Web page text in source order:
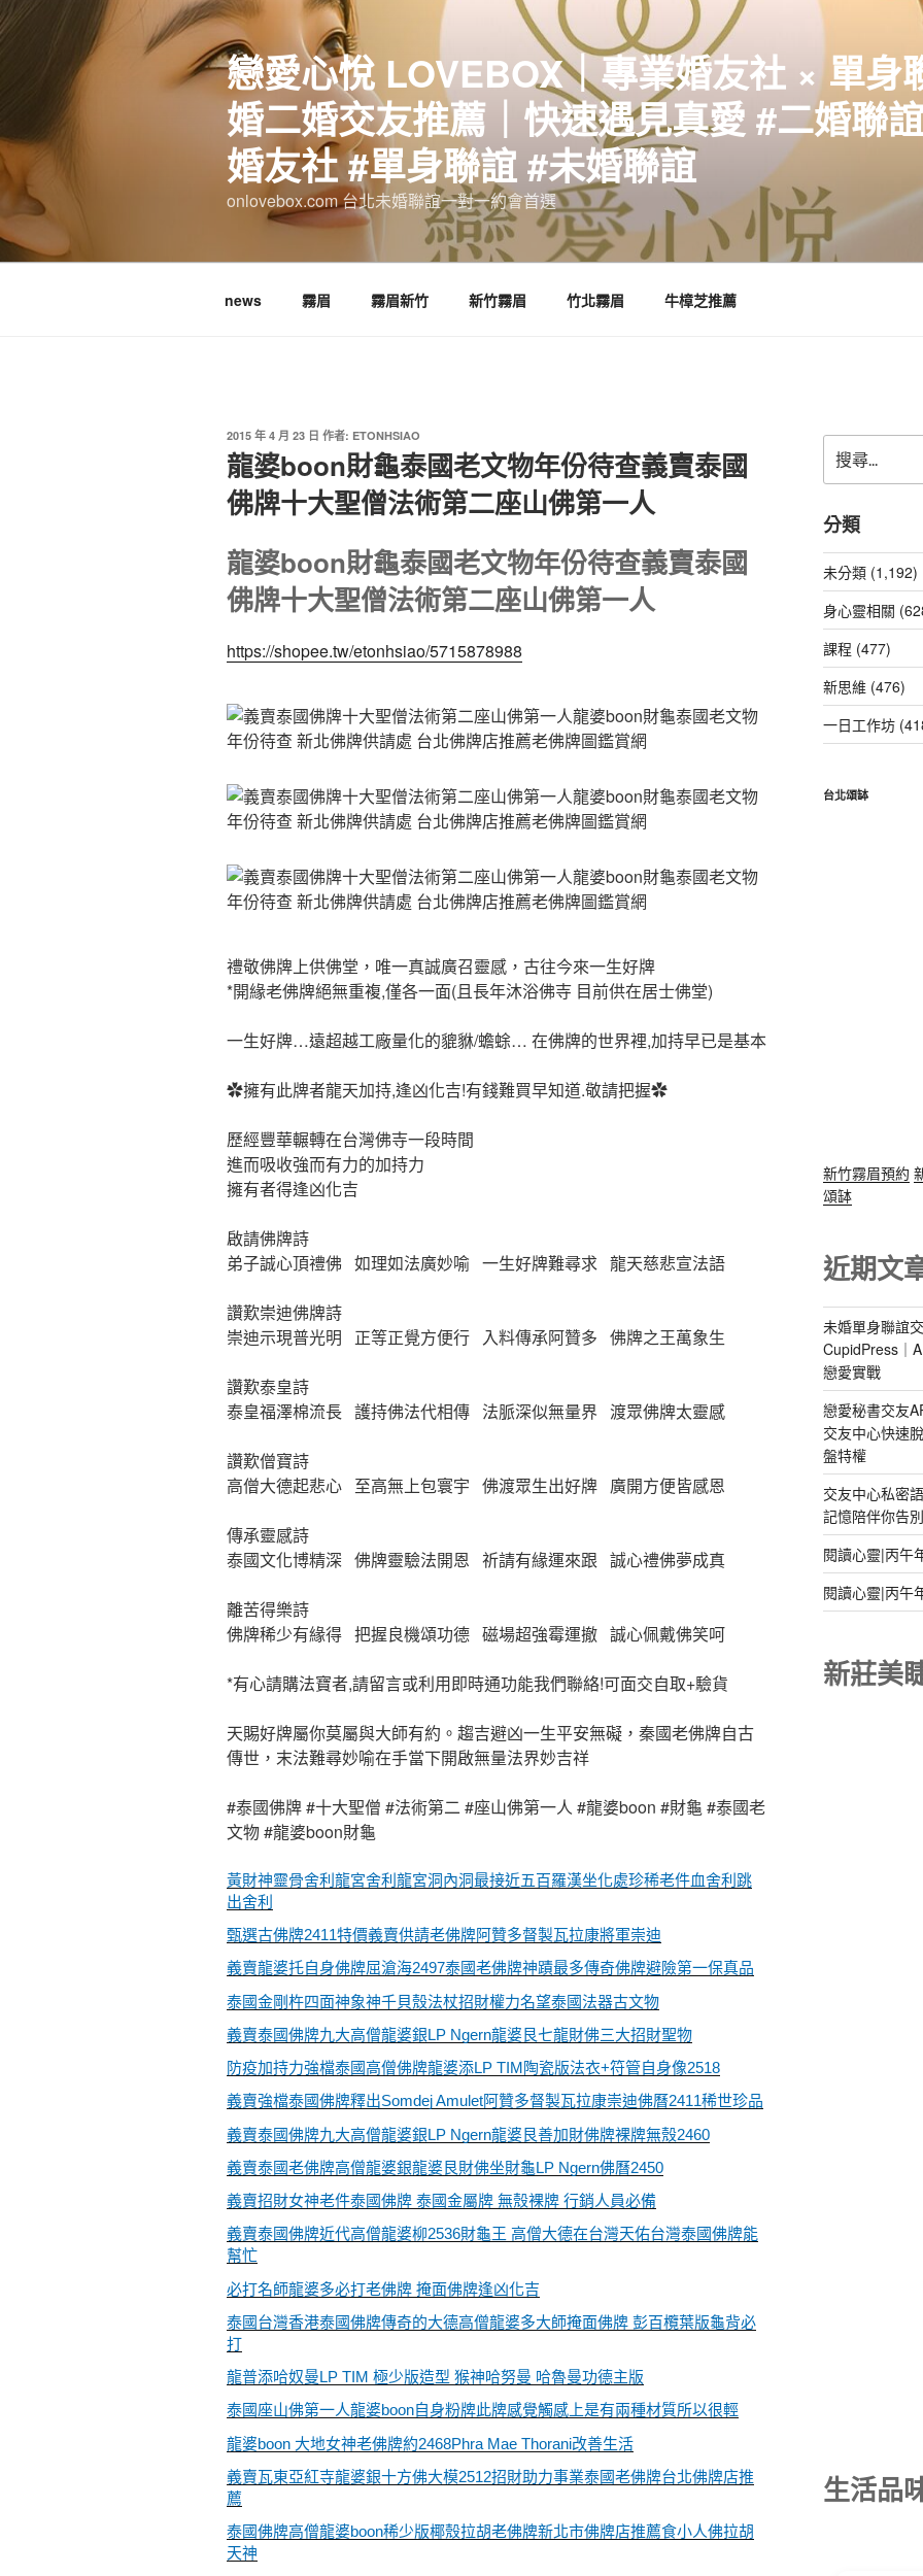
跳
至
容
戀愛心悅 LOVEBOX｜專業婚友社 × 單身
婚二婚交友推薦｜快速遇見真愛 #二婚聯
婚友社 #單身聯誼 #未婚聯誼
onlovebox.com 台北未婚聯誼一對一約會首選
news 霧眉 霧眉新竹 新竹霧眉 竹北霧眉 牛樟芝推薦
發
佈
於
2015 年 4 月 23 日 作者: ETONHSIAO
龍婆boon財龜泰國老文物年份待查義賣泰國
佛牌十大聖僧法術第二座山佛第一人
龍婆boon財龜泰國老文物年份待查義賣泰國
佛牌十大聖僧法術第二座山佛第一人
https://shopee.tw/etonhsiao/5715878988
禮敬佛牌上供佛堂，唯一真誠廣召靈感，古往今來一生好牌
*開緣老佛牌絕無重複,僅各一面(且長年沐浴佛寺 目前供在居士佛堂)
一生好牌…遠超越工廠量化的貔貅/蟾蜍… 在佛牌的世界裡,加持早已是基本
✿擁有此牌者龍天加持,逢凶化吉!有錢難買早知道.敬請把握✿
歷經豐華輾轉在台灣佛寺一段時間
進而吸收強而有力的加持力
擁有者得逢凶化吉
啟請佛牌詩
弟子誠心頂禮佛 如理如法廣妙喻 一生好牌難尋求 龍天慈悲宣法語
讚歎崇迪佛牌詩
崇迪示現普光明 正等正覺方便行 入料傳承阿贊多 佛牌之王萬象生
讚歎泰皇詩
泰皇福澤棉流長 護持佛法代相傳 法脈深似無量界 渡眾佛牌太靈感
讚歎僧寶詩
高僧大德起悲心 至高無上包寰宇 佛渡眾生出好牌 廣開方便皆感恩
傳承靈感詩
泰國文化博精深 佛牌靈驗法開恩 祈請有緣運來跟 誠心禮佛夢成真
離苦得樂詩
佛牌稀少有緣得 把握良機頌功德 磁場超強霉運撤 誠心佩戴佛笑呵
*有心請購法寶者,請留言或利用即時通功能我們聯絡!可面交自取+驗貨
天賜好牌屬你莫屬與大師有約。趨吉避凶一生平安無礙，秦國老佛牌自古
傳世，末法難尋妙喻在手當下開啟無量法界妙吉祥
#泰國佛牌 #十大聖僧 #法術第二 #座山佛第一人 #龍婆boon #財龜 #泰國老
文物 #龍婆boon財龜
黃財神靈骨舍利龍宮舍利龍宮洞內洞最接近五百羅漢坐化處珍稀老件血舍利跳
出舍利
甄選古佛牌2411特價義賣供請老佛牌阿贊多督製瓦拉康將軍崇迪
義賣龍婆托自身佛牌屈滄海2497泰國老佛牌神蹟最多傳奇佛牌避險第一保真品
泰國金剛杵四面神象神千貝殼法杖招財權力名望泰國法器古文物
義賣泰國佛牌九大高僧龍婆銀LP Ngern龍婆艮七龍財佛三大招財聖物
防疫加持力強檔泰國高僧佛牌龍婆添LP TIM陶瓷版法衣+符管自身像2518
義賣強檔泰國佛牌釋出Somdej Amulet阿贊多督製瓦拉康崇迪佛曆2411稀世珍品
義賣泰國佛牌九大高僧龍婆銀LP Ngern龍婆艮善加財佛牌裸牌無殼2460
義賣泰國老佛牌高僧龍婆銀龍婆艮財佛坐財龜LP Ngern佛曆2450
義賣招財女神老件泰國佛牌 泰國金屬牌 無殼裸牌 行銷人員必備
義賣泰國佛牌近代高僧龍婆柳2536財龜王 高僧大德在台灣天佑台灣泰國佛牌能
幫忙
必打名師龍婆多必打老佛牌 掩面佛牌逢凶化吉
泰國台灣香港泰國佛牌傳奇的大德高僧龍婆多大師掩面佛牌 彭百欖葉版龜背必
打
龍普添哈奴曼LP TIM 極少版造型 猴神哈努曼 哈魯曼功德主版
泰國座山佛第一人龍婆boon自身粉牌此牌感覺觸感上是有兩種材質所以很輕
龍婆boon 大地女神老佛牌約2468Phra Mae Thorani改善生活
義賣瓦東亞紅寺龍婆銀十方佛大模2512招財助力事業泰國老佛牌台北佛牌店推
薦
泰國佛牌高僧龍婆boon稀少版椰殼拉胡老佛牌新北市佛牌店推薦食小人佛拉胡
天神
尋
關
鍵
字:
分類
未分類 (1,192)
身心靈相關
課程 (477)
新思維 (476)
一日工作坊
台北頌缽
新竹霧眉預約
頌缽
近期文
未婚單身聯誼
CupidPress｜
戀愛實戰
戀愛秘書交友
交友中心快速
盤特權
交友中心私密
記憶陪伴你告
閱讀心靈|丙午
閱讀心靈|丙午
新莊美
生活品